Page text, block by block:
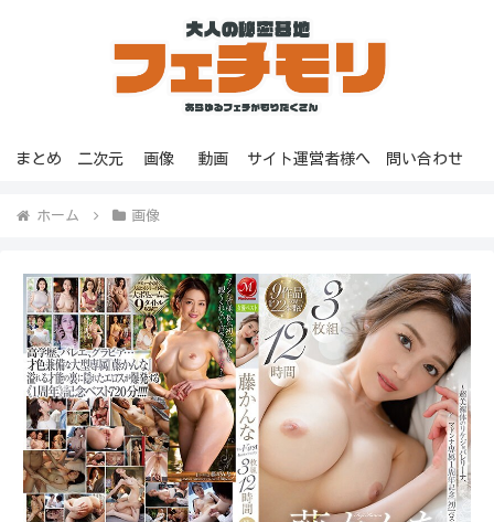
まとめ 二次元 画像 動画 サイト運営者様へ 問い合わせ
ホーム 画像